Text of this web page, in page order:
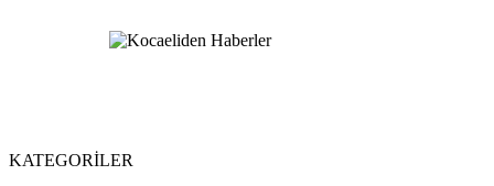
KATEGORİLER